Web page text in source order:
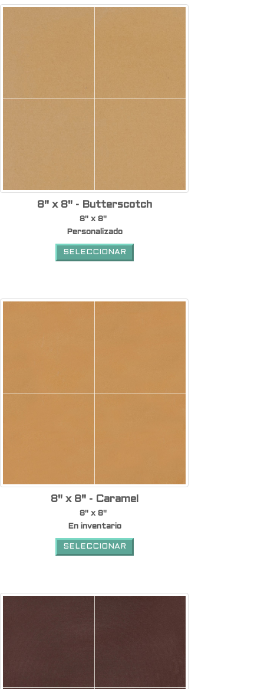
8" x 8" - Butterscotch
8" x 8"
Personalizado
SELECCIONAR
8" x 8" - Caramel
8" x 8"
En inventario
SELECCIONAR